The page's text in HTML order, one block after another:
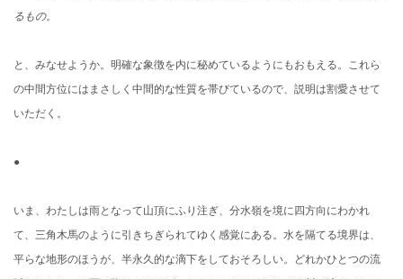
るもの。
と、みなせようか。明確な象徴を内に秘めているようにもおもえる。 これら
の中間方位にはまさしく中間的な性質を帯びているので、 説明は割愛させて
いただく。
●
いま、わたしは雨となって山頂にふり注ぎ、 分水嶺を境に四方向にわかれ
て、 三角木馬のように引きちぎられてゆく感覚にある。 水を隔てる境界は、
平らな地形のほうが、 半永久的な滴下をしておそろしい。
どれかひとつの流